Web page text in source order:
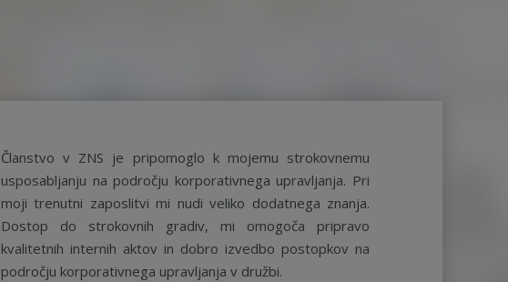
Članstvo v ZNS je pripomoglo k mojemu strokovnemu
usposabljanju na področju korporativnega upravljanja. Pri
moji trenutni zaposlitvi mi nudi veliko dodatnega znanja.
Dostop do strokovnih gradiv, mi omogoča pripravo
kvalitetnih internih aktov in dobro izvedbo postopkov na
področju korporativnega upravljanja v družbi.